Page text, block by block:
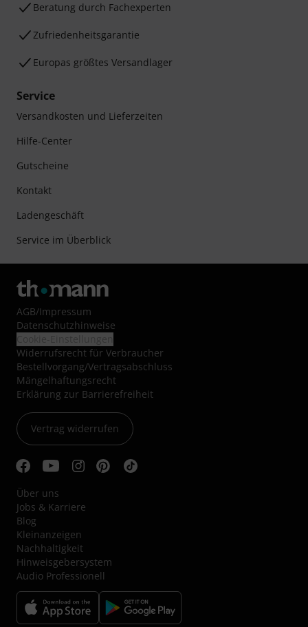
Beratung durch Fachexperten
Zufriedenheitsgarantie
Europas größtes Versandlager
Service
Versandkosten und Lieferzeiten
Hilfe-Center
Gutscheine
Kontakt
Ladengeschäft
Service im Überblick
AGB/Impressum
Datenschutzhinweise
Widerrufsrecht für Verbraucher
Bestellvorgang/Vertragsabschluss
Mängelhaftungsrecht
Erklärung zur Barrierefreiheit
Vertrag widerrufen
Über uns
Jobs & Karriere
Blog
Kleinanzeigen
Nachhaltigkeit
Hinweisgebersystem
Audio Professionell